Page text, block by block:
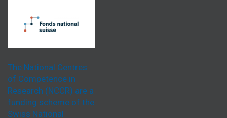
The National Centres
of Competence in
Research (NCCR) are a
funding scheme of the
Swiss National